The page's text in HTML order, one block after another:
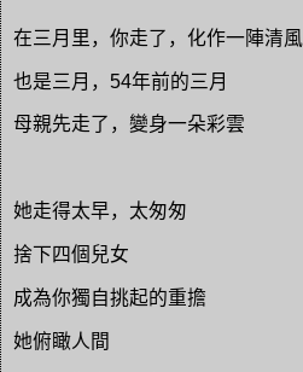
在三月里，你走了，化作一陣清風
也是三月，54年前的三月
母親先走了，變身一朵彩雲
她走得太早，太匆匆
捨下四個兒女
成為你獨自挑起的重擔
她俯瞰人間